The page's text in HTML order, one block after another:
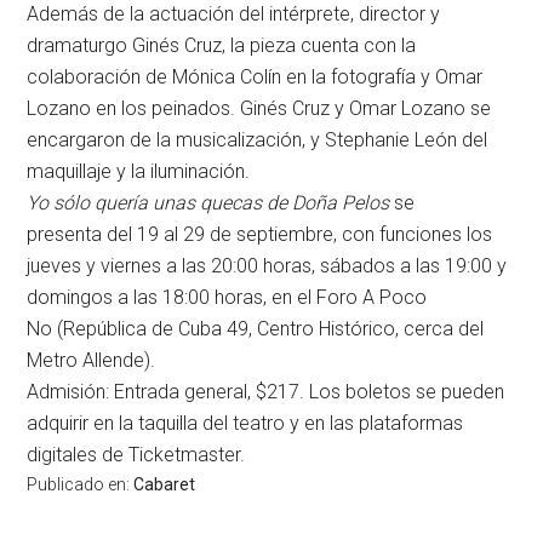
Además de la actuación del intérprete, director y
dramaturgo Ginés Cruz, la pieza cuenta con la
colaboración de Mónica Colín en la fotografía y Omar
Lozano en los peinados. Ginés Cruz y Omar Lozano se
encargaron de la musicalización, y Stephanie León del
maquillaje y la iluminación.
Yo sólo quería unas quecas de Doña Pelosse
presenta del 19 al 29 de septiembre, con funciones los
jueves y viernes a las 20:00 horas, sábados a las 19:00 y
domingos a las 18:00 horas, en el Foro A Poco
No (República de Cuba 49, Centro Histórico, cerca del
Metro Allende).
Admisión: Entrada general, $217. Los boletos se pueden
adquirir en la taquilla del teatro y en las plataformas
digitales de Ticketmaster.
Publicado en:Cabaret